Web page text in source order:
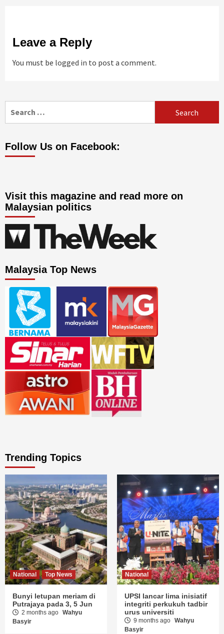
Leave a Reply
You must be logged in to post a comment.
Follow Us on Facebook:
Visit this magazine and read more on
Malaysian politics
Malaysia Top News
Trending Topics
National Top News
Bunyi letupan meriam di
Putrajaya pada 3, 5 Jun
2 months ago Wahyu
Basyir
National
UPSI lancar lima inisiatif
integriti perkukuh tadbir
urus universiti
9 months ago Wahyu
Basyir